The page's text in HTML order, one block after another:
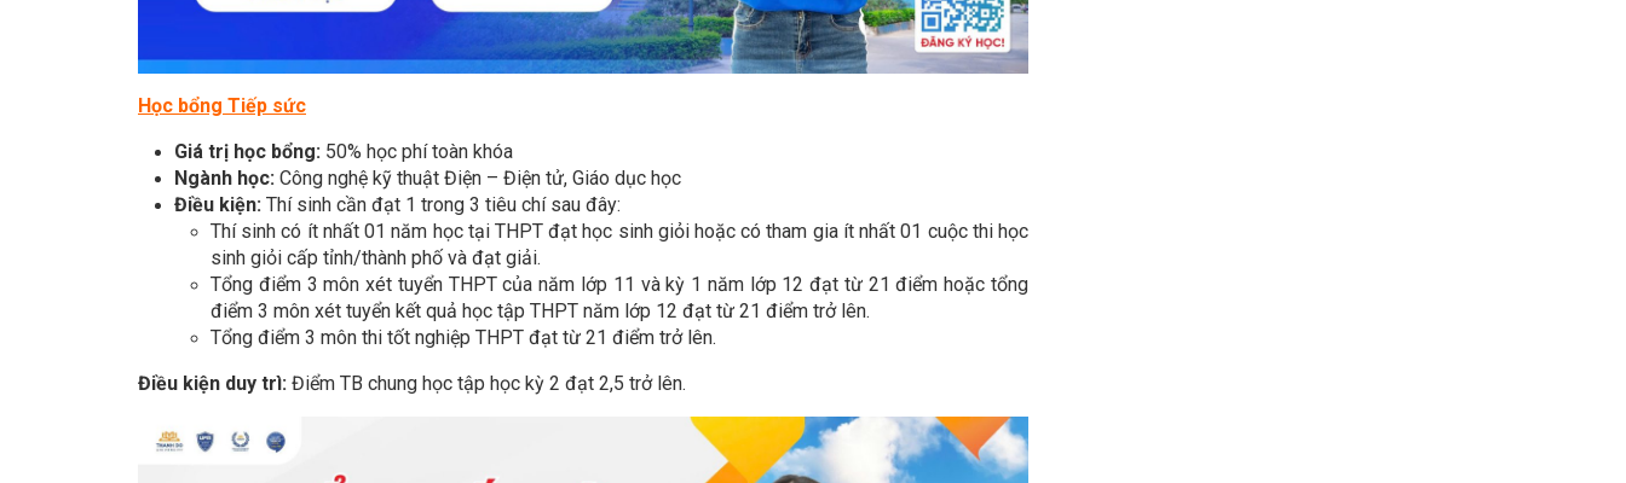
Học bổng Tiếp sức
Giá trị học bổng: 50% học phí toàn khóa
Ngành học: Công nghệ kỹ thuật Điện – Điện tử, Giáo dục học
Điều kiện: Thí sinh cần đạt 1 trong 3 tiêu chí sau đây:
Thí sinh có ít nhất 01 năm học tại THPT đạt học sinh giỏi hoặc có tham gia ít nhất 01 cuộc thi học
sinh giỏi cấp tỉnh/thành phố và đạt giải.
Tổng điểm 3 môn xét tuyển THPT của năm lớp 11 và kỳ 1 năm lớp 12 đạt từ 21 điểm hoặc tổng
điểm 3 môn xét tuyển kết quả học tập THPT năm lớp 12 đạt từ 21 điểm trở lên.
Tổng điểm 3 môn thi tốt nghiệp THPT đạt từ 21 điểm trở lên.
Điều kiện duy trì: Điểm TB chung học tập học kỳ 2 đạt 2,5 trở lên.